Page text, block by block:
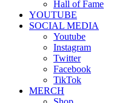
Hall of Fame
YOUTUBE
SOCIAL MEDIA
Youtube
Instagram
Twitter
Facebook
TikTok
MERCH